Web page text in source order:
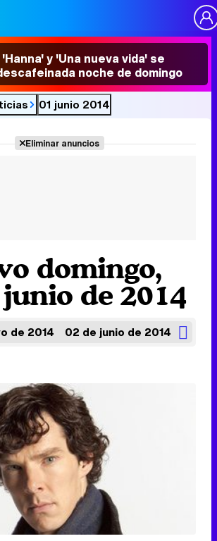
'Hanna' y 'Una nueva vida' se
noche de domingo
01 junio 2014
Eliminar anuncios
domingo,
de 2014
de 2014 02 de junio de 2014